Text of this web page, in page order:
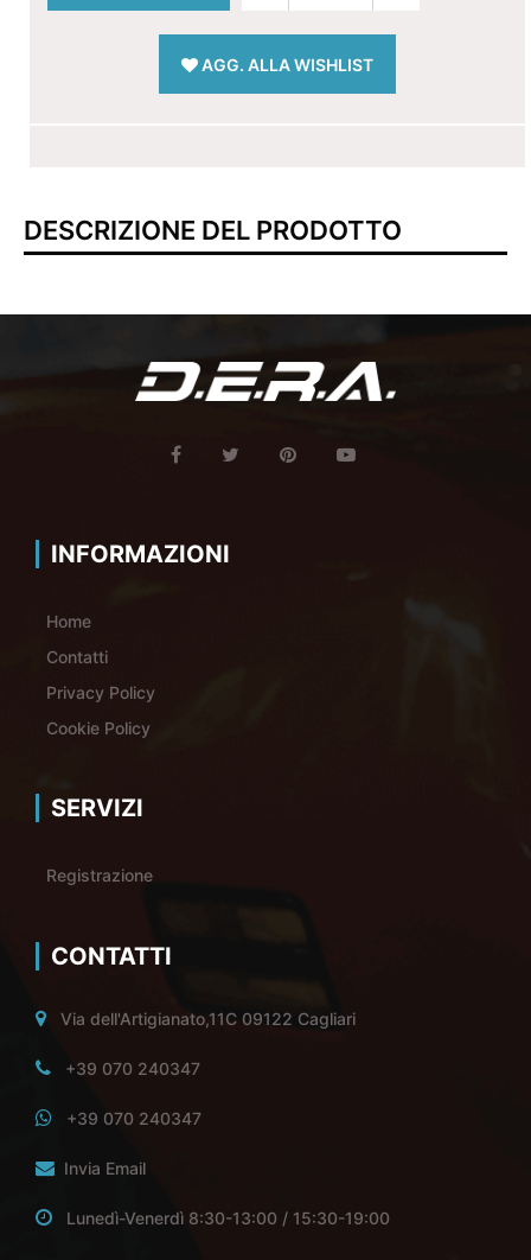
AGG. ALLA WISHLIST
DESCRIZIONE DEL PRODOTTO
INFORMAZIONI
Home
Contatti
Privacy Policy
Cookie Policy
SERVIZI
Registrazione
CONTATTI
Via dell'Artigianato,11C 09122 Cagliari
+39 070 240347
+39 070 240347
Invia Email
Lunedì-Venerdì 8:30-13:00 / 15:30-19:00